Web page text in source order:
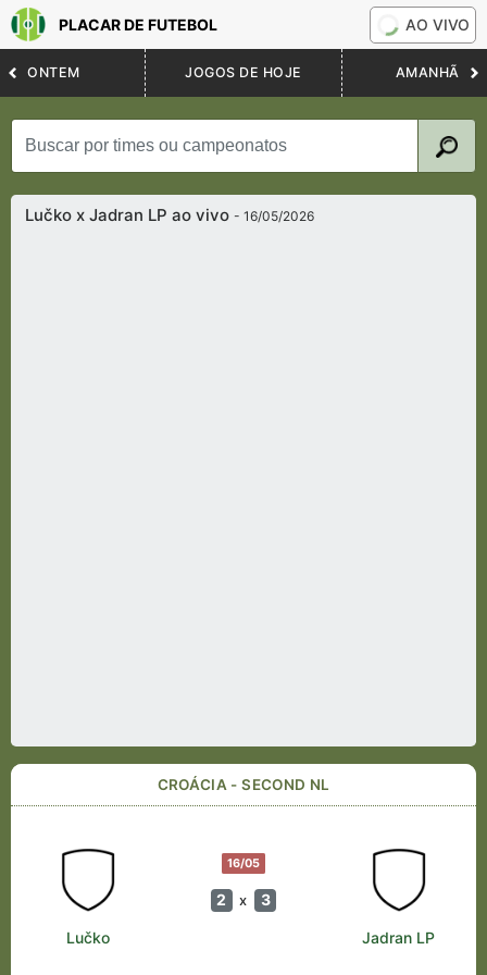
PLACAR DE FUTEBOL AO VIVO
ONTEM JOGOS DE HOJE AMANHÃ
Lučko x Jadran LP ao vivo- 16/05/2026
CROÁCIA - SECOND NL
16/05
2 x 3
Lučko Jadran LP